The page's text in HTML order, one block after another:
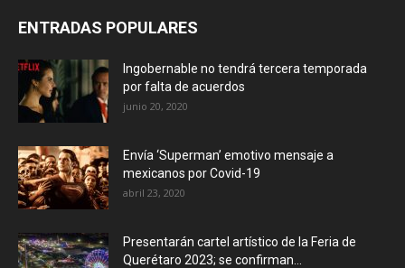
ENTRADAS POPULARES
Ingobernable no tendrá tercera temporada
por falta de acuerdos
junio 20, 2020
Envía ‘Superman’ emotivo mensaje a
mexicanos por Covid-19
abril 23, 2020
Presentarán cartel artístico de la Feria de
Querétaro 2023; se confirman...